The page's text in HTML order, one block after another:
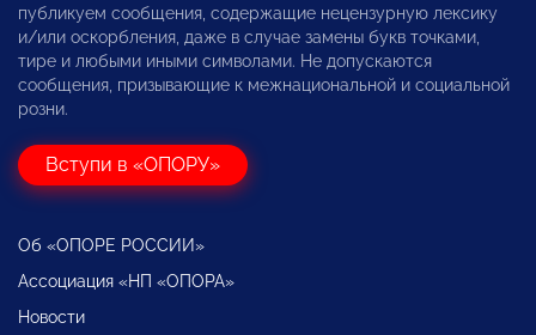
публикуем сообщения, содержащие нецензурную лексику
и/или оскорбления, даже в случае замены букв точками,
тире и любыми иными символами. Не допускаются
сообщения, призывающие к межнациональной и социальной
розни.
Вступи в «ОПОРУ»
Об «ОПОРЕ РОССИИ»
Ассоциация «НП «ОПОРА»
Новости